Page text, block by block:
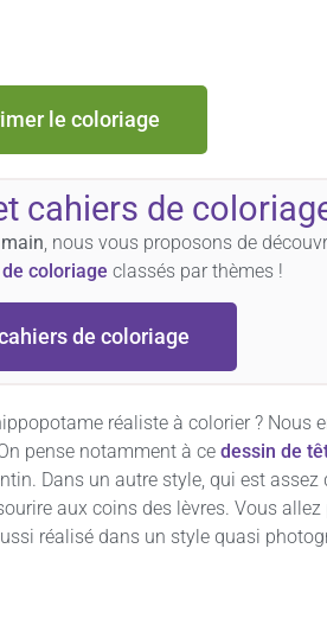
le coloriage
cahiers de
, nous vous proposons de
coloriage classés par thèmes !
de coloriage
réaliste à colorier ? Nous
pense notamment à ce dessin de
Dans un autre style, qui est assez
aux coins des lèvres. Vous allez
réalisé dans un style quasi